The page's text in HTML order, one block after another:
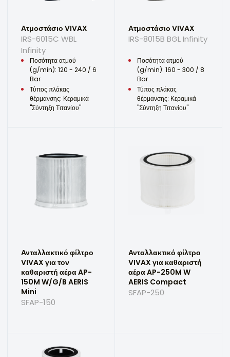
Ατμοστάσιο VIVAX
IRS-6015C WBL
Infinity
Ποσότητα ατμού
(g/min): 120 - 240 / 6
Bar
Τύπος πλάκας
θέρμανσης: Κεραμικά
"Σύντηξη Τιτανίου"
Ατμοστάσιο VIVAX
IRS-8015B BGL Infinity
Ποσότητα ατμού
(g/min): 160 - 300 / 8
Bar
Τύπος πλάκας
θέρμανσης: Κεραμικά
"Σύντηξη Τιτανίου"
Ανταλλακτικό φίλτρο
VIVAX για τον
καθαριστή αέρα AP-
150M W/G/B AERIS
Mini
SFAP-150
Ανταλλακτικό φίλτρο
VIVAX για καθαριστή
αέρα AP-250M W
AERIS Compact
SFAP-250